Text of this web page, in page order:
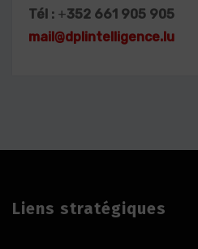
Tél : +352 661 905 905
mail@dplintelligence.lu
Liens stratégiques